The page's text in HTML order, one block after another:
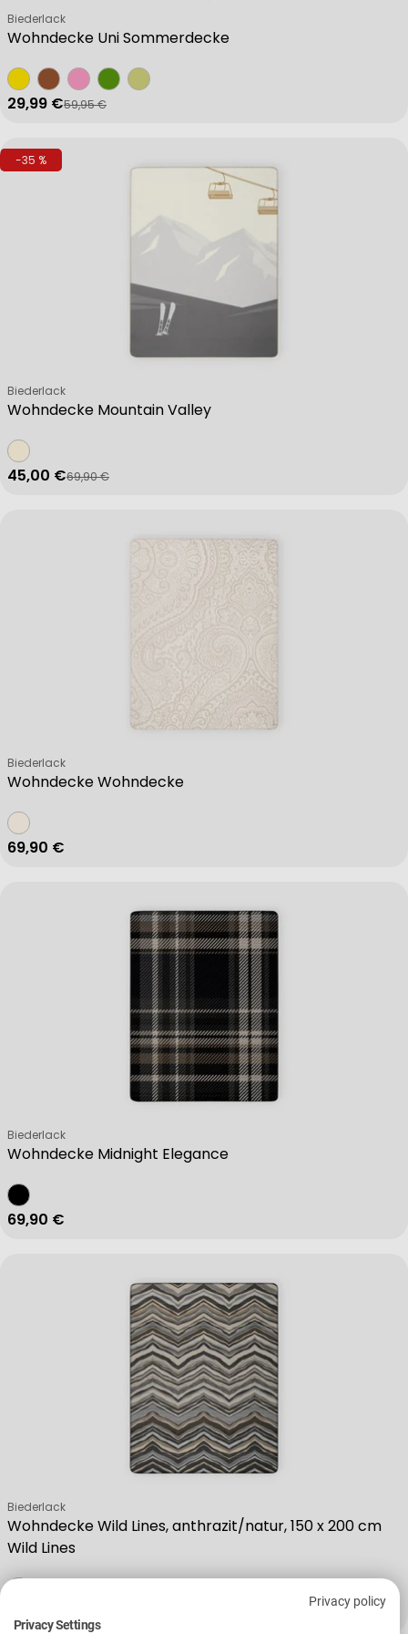
Privacy policy
Privacy Settings
Wohndecke Uni Sommerdecke
Verkäufer:
Biederlack
Verkaufspreis
29,99 €
Regulärer Preis
59,95 €
-35 %
Wohndecke Mountain Valley
Verkäufer:
Biederlack
Verkaufspreis
45,00 €
Regulärer Preis
69,90 €
Wohndecke Wohndecke
Verkäufer:
Biederlack
Regulärer Preis
69,90 €
Wohndecke Midnight Elegance
Verkäufer:
Biederlack
Regulärer Preis
69,90 €
Wohndecke Wild Lines, anthrazit/natur, 150 x 200 cm
Wild Lines
Verkäufer:
Biederlack